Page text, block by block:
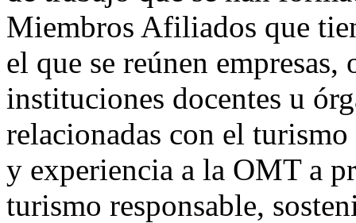
Miembros Afiliados que
el que se reúnen
instituciones docentes u
relacionadas con el
y experiencia a la OMT a
turismo responsable,